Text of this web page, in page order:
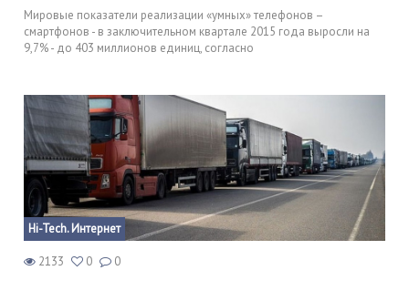
Мировые показатели реализации «умных» телефонов –
смартфонов - в заключительном квартале 2015 года выросли на
9,7% - до 403 миллионов единиц, согласно
Hi-Tech. Интернет
2133 0 0